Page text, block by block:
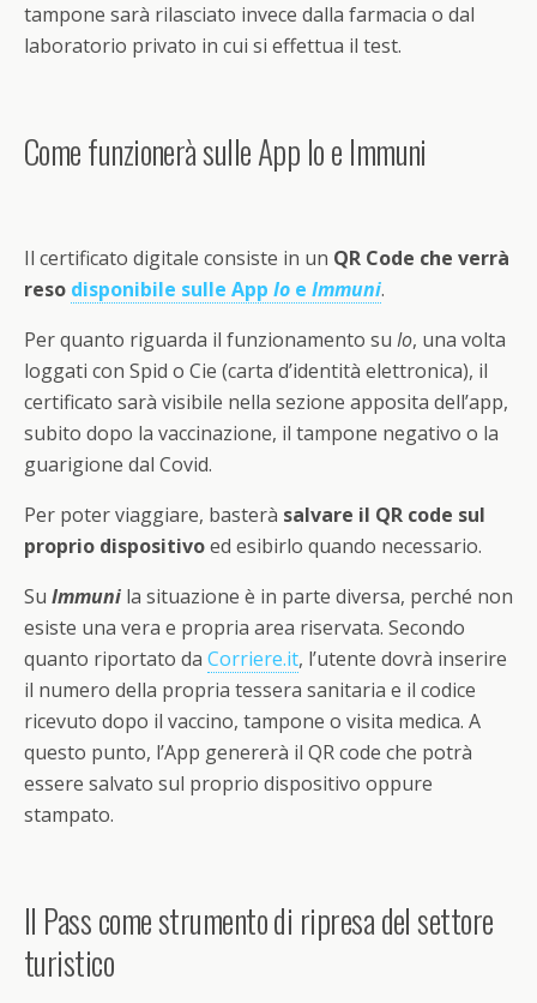
tampone sarà rilasciato invece dalla farmacia o dal
laboratorio privato in cui si effettua il test.
Come funzionerà sulle App Io e Immuni
Il certificato digitale consiste in un QR Code che verrà
reso disponibile sulle App Io e Immuni.
Per quanto riguarda il funzionamento su Io, una volta
loggati con Spid o Cie (carta d’identità elettronica), il
certificato sarà visibile nella sezione apposita dell’app,
subito dopo la vaccinazione, il tampone negativo o la
guarigione dal Covid.
Per poter viaggiare, basterà salvare il QR code sul
proprio dispositivoed esibirlo quando necessario.
Su Immuni la situazione è in parte diversa, perché non
esiste una vera e propria area riservata. Secondo
quanto riportato da Corriere.it, l’utente dovrà inserire
il numero della propria tessera sanitaria e il codice
ricevuto dopo il vaccino, tampone o visita medica. A
questo punto, l’App genererà il QR code che potrà
essere salvato sul proprio dispositivo oppure
stampato.
Il Pass come strumento di ripresa del settore
turistico